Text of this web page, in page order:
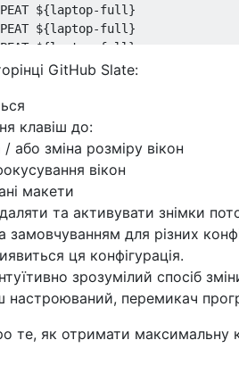
${laptop-full}
${laptop-full}
${laptop-full}
${laptop-full}
layout
0:2,1 1:2,2
is plugged in or out
GitHub Slate:
клавіш до:
або зміна розміру вікон
вікон
макети
та активувати знімки
замовчуванням для різних
ця конфігурація.
зрозумілий спосіб
настроюваний, перемикач
те, як отримати максимальну